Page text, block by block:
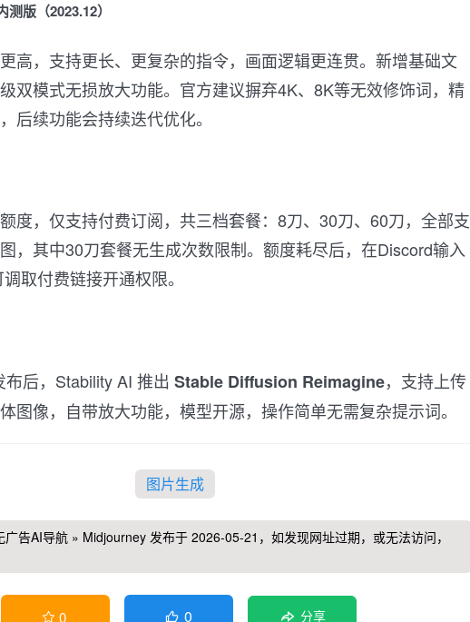
版（2023.12）
高，支持更长、更复杂的指令，画面逻辑更连贯。新增基础文
双模式无损放大功能。官方建议摒弃4K、8K等无效修饰词，精
后续功能会持续迭代优化。
度，仅支持付费订阅，共三档套餐：8刀、30刀、60刀，全部支
，其中30刀套餐无生成次数限制。额度耗尽后，在Discord输入
取付费链接开通权限。
后，Stability AI 推出 Stable Diffusion Reimagine，支持上传
图像，自带放大功能，模型开源，操作简单无需复杂提示词。
图片生成
广告AI导航 » Midjourney 发布于 2026-05-21，如发现网址过期，或无法访问，
 0  0 分享